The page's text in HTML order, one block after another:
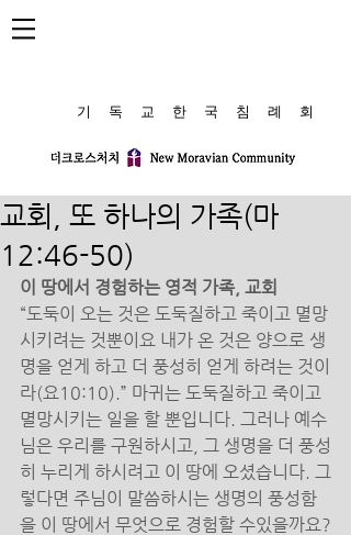
​기 독 교 한 국 침 례 회
교회, 또 하나의 가족(마
12:46-50)
이 땅에서 경험하는 영적 가족, 교회
“도둑이 오는 것은 도둑질하고 죽이고 멸망
시키려는 것뿐이요 내가 온 것은 양으로 생
명을 얻게 하고 더 풍성히 얻게 하려는 것이
라(요10:10).” 마귀는 도둑질하고 죽이고
멸망시키는 일을 할 뿐입니다. 그러나 예수
님은 우리를 구원하시고, 그 생명을 더 풍성
히 누리게 하시려고 이 땅에 오셨습니다. 그
렇다면 주님이 말씀하시는 생명의 풍성함
을 이 땅에서 무엇으로 경험할 수있을까요?